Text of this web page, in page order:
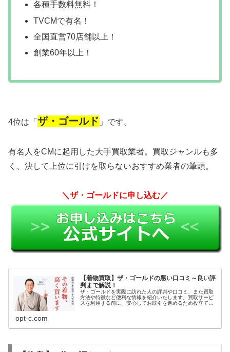
各種手数料無料！
TVCMで有名！
全国直営70店舗以上！
創業60年以上！
4位は「 ザ・ゴールド 」です。
有名人をCMに起用した大手買取業者。買取ジャンルも多
く、決して上位に引けを取らないおすすめ業者の筆頭。
＼ザ・ゴールドに申し込む／
【着物買取】ザ・ゴールドの悪い口コミ～良い評
判まで解説！
ザ・ゴールドを実際に訪れた人の評判や口コミ、また買取
方法や特徴など便利な情報を紹介いたします。買取サービ
スを利用する前に、安心してお取引を進めるため役立てて
opt-c.com